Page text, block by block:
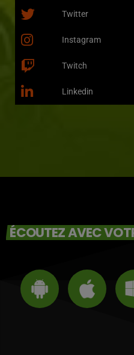
Twitter
Instagram
Twitch
Linkedin
ÉCOUTEZ AVEC